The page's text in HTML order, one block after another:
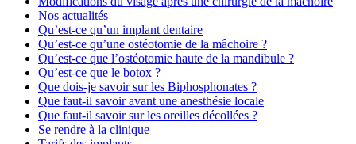
Nos actualités
Qu’est-ce qu’un implant dentaire
Qu’est-ce qu’une ostéotomie de la mâchoire ?
Qu’est-ce que l’ostéotomie haute de la mandibule ?
Qu’est-ce que le botox ?
Que dois-je savoir sur les Biphosphonates ?
Que faut-il savoir avant une anesthésie locale
Que faut-il savoir sur les oreilles décollées ?
Se rendre à la clinique